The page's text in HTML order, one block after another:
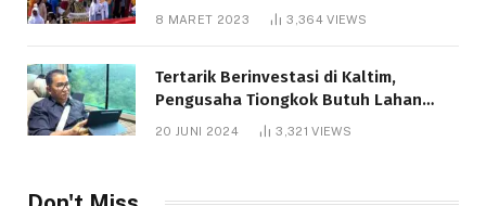
8 MARET 2023 3,364VIEWS
Tertarik Berinvestasi di Kaltim,
Pengusaha Tiongkok Butuh Lahan
1.000 Hektare
20 JUNI 2024 3,321VIEWS